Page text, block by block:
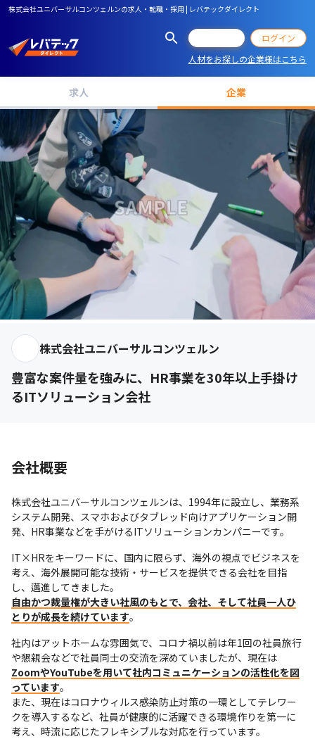
株式会社ユニバーサルコンツェルンの求人・転職・採用 | レバテックダイレクト
ログイン
人材をお探しの企業様はこちら
求人 企業
株式会社ユニバーサルコンツェルン
豊富な案件量を強みに、HR事業を30年以上手掛け
るITソリューション会社
会社概要
株式会社ユニバーサルコンツェルンは、1994年に設立し、業務系
システム開発、スマホおよびタブレッド向けアプリケーション開
発、HR事業などを手がけるITソリューションカンパニーです。
IT×HRをキーワードに、国内に限らず、海外の視点でビジネスを
考え、海外展開可能な技術・サービスを提供できる会社を目指
自由かつ裁量権が大きい社風のもとで、会社、そして社員一人ひ
とりが成長を続けています。
社内はアットホームな雰囲気で、コロナ禍以前は年1回の社員旅行
や懇親会などで社員同士の交流を深めていましたが、現在は
ZoomやYouTubeを用いて社内コミュニケーションの活性化を図
っています。
また、現在はコロナウィルス感染防止対策の一環としてテレワー
クを導入するなど、社員が健康的に活躍できる環境作りを第一に
考え、時流に応じたフレキシブルな対応を行っています。